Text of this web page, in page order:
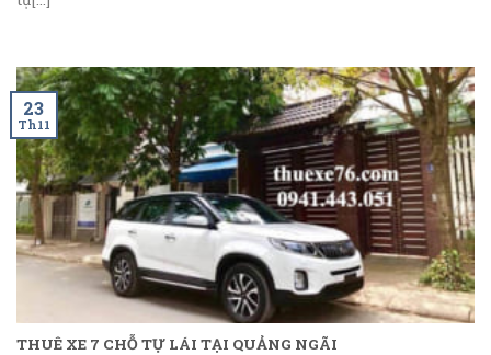
THUÊ XE 7 CHỖ TỰ LÁI TẠI QUẢNG NGÃI
23
Th11